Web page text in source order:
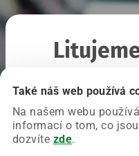
Také náš web používá
Na našem webu
informací o tom, co
dozvíte zde.
Chyba nastala na
Zkuste prosím znovu